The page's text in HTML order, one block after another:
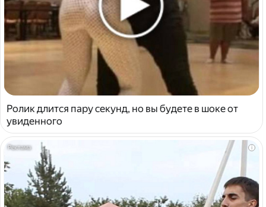
Ролик длится пару секунд, но вы будете в шоке от
увиденного
i